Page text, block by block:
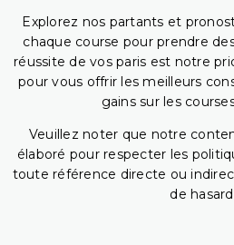
Explorez nos partants et
chaque course pour prendre
réussite de vos paris est notre
pour vous offrir les meilleurs
gains sur les
Veuillez noter que notre
élaboré pour respecter les
toute référence directe ou
de